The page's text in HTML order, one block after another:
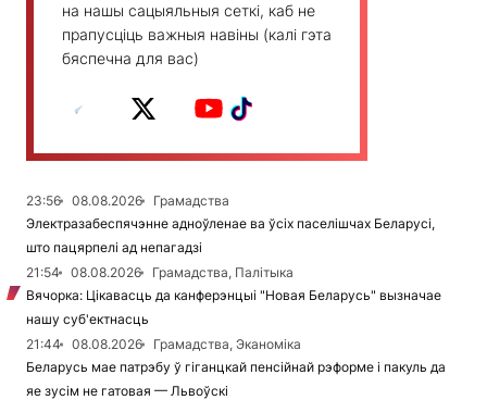
на нашы сацыяльныя сеткі, каб не
прапусціць важныя навіны (калі гэта
бяспечна для вас)
23:56 08.08.2026
Грамадства
Электразабеспячэнне адноўленае ва ўсіх паселішчах Беларусі,
што пацярпелі ад непагадзі
21:54
08.08.2026
Грамадства, Палітыка
Вячорка: Цікавасць да канферэнцыі "Новая Беларусь" вызначае
нашу суб'ектнасць
21:44
08.08.2026
Грамадства, Эканоміка
Беларусь мае патрэбу ў гіганцкай пенсійнай рэформе і пакуль да
яе зусім не гатовая — Львоўскі